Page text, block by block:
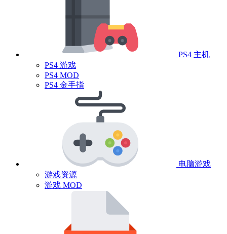
PS4 主机
PS4 游戏
PS4 MOD
PS4 金手指
电脑游戏
游戏资源
游戏 MOD